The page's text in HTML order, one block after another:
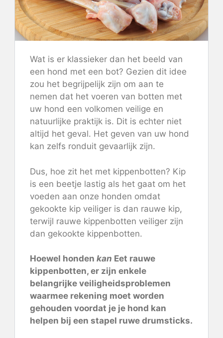
Wat is er klassieker dan het beeld van
een hond met een bot? Gezien dit idee
zou het begrijpelijk zijn om aan te
nemen dat het voeren van botten met
uw hond een volkomen veilige en
natuurlijke praktijk is. Dit is echter niet
altijd het geval. Het geven van uw hond
kan zelfs ronduit gevaarlijk zijn.
Dus, hoe zit het met kippenbotten? Kip
is een beetje lastig als het gaat om het
voeden aan onze honden omdat
gekookte kip veiliger is dan rauwe kip,
terwijl rauwe kippenbotten veiliger zijn
dan gekookte kippenbotten.
Hoewel honden kan Eet rauwe
kippenbotten, er zijn enkele
belangrijke veiligheidsproblemen
waarmee rekening moet worden
gehouden voordat je je hond kan
helpen bij een stapel ruwe drumsticks.